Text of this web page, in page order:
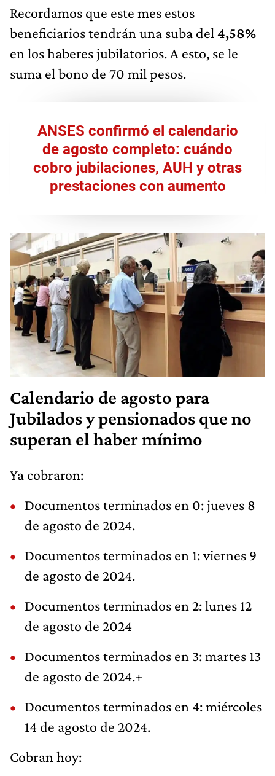
Recordamos que este mes estos
beneficiarios tendrán una suba del 4,58%
en los haberes jubilatorios. A esto, se le
suma el bono de 70 mil pesos.
ANSES confirmó el calendario
de agosto completo: cuándo
cobro jubilaciones, AUH y otras
prestaciones con aumento​
Calendario de agosto para
Jubilados y pensionados que no
superan el haber mínimo
Ya cobraron:
Documentos terminados en 0: jueves 8
de agosto de 2024.
Documentos terminados en 1: viernes 9
de agosto de 2024.
Documentos terminados en 2: lunes 12
de agosto de 2024
Documentos terminados en 3: martes 13
de agosto de 2024.+
Documentos terminados en 4: miércoles
14 de agosto de 2024.
Cobran hoy: